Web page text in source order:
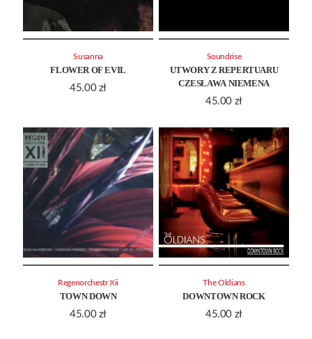
FLOWER OF EVIL
45.00 zł
Susanna
UTWORY Z REPERTUARU
CZESŁAWA NIEMENA
45.00 zł
Soundrise
TOWN DOWN
45.00 zł
Regenorchestr Xii
DOWNTOWN ROCK
45.00 zł
The Oldians